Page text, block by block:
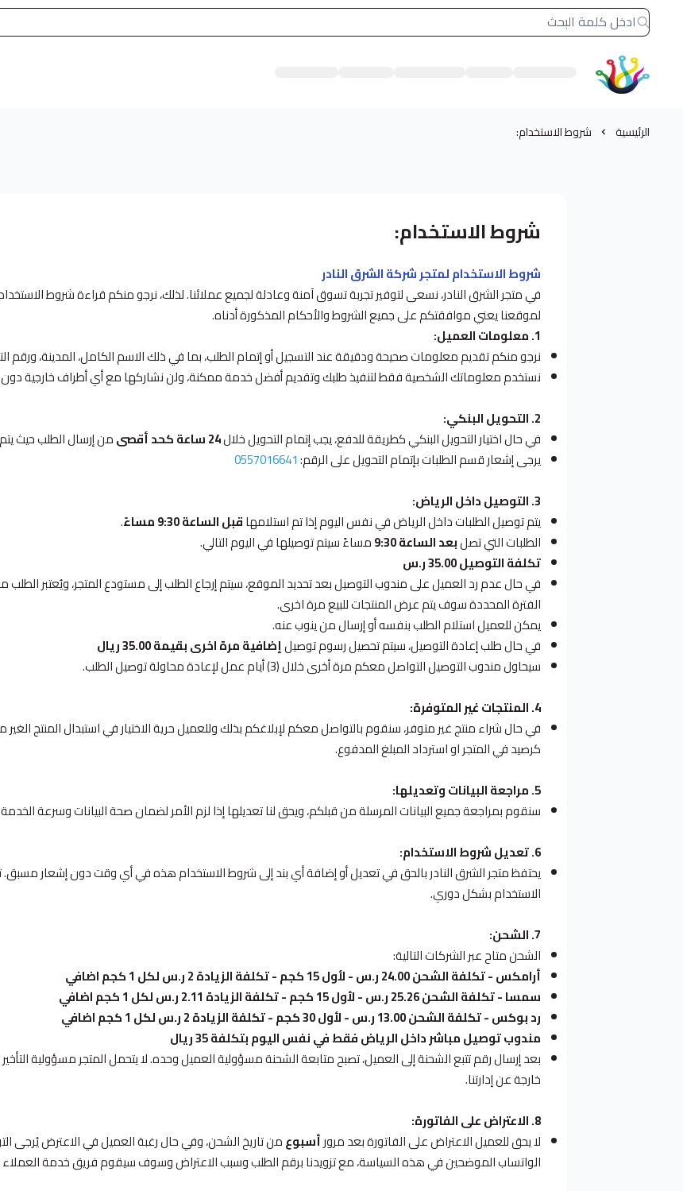
الشرق النادر بيع مستلزمات طباعة حرارية
الرئيسية شروط الاستخدام:
شروط الاستخدام:
شروط الاستخدام لمتجر شركة الشرق النادر
في متجر الشرق النادر، نسعى لتوفير تجربة تسوق آمنة وعادلة لجميع عملائنا. لذلك، نرجو منكم قراءة شروط
لموقعنا يعني موافقتكم على جميع الشروط والأحكام المذكورة أدناه.
1. معلومات العميل:
نرجو منكم تقديم معلومات صحيحة ودقيقة عند التسجيل أو إتمام الطلب، بما في ذلك الاسم الكامل، المدينة،
نستخدم معلوماتك الشخصية فقط لتنفيذ طلبك وتقديم أفضل خدمة ممكنة، ولن نشاركها مع أي أطراف خارجية
2. التحويل البنكي:
في حال اختيار التحويل البنكي كطريقة للدفع، يجب إتمام التحويل خلال24 ساعة كحد أقصى
من إرسال الطلب حيث يتم
يرجى إشعار قسم الطلبات بإتمام التحويل على الرقم:0557016641
3. التوصيل داخل الرياض:
يتم توصيل الطلبات داخل الرياض في نفس اليوم إذا تم استلامهاقبل الساعة 9:30 مساءً
.
الطلبات التي تصلبعد الساعة 9:30
مساءً سيتم توصيلها في اليوم التالي.
تكلفة التوصيل 35.00 ر.س
الفترة المحددة سوف يتم عرض المنتجات للبيع مرة اخرى.
يمكن للعميل استلام الطلب بنفسه أو إرسال من ينوب عنه.
في حال طلب إعادة التوصيل، سيتم تحصيل رسوم توصيلإضافية مرة اخرى بقيمة 35.00 ريال
سيحاول مندوب التوصيل التواصل معكم مرة أخرى خلال (3) أيام عمل لإعادة محاولة توصيل الطلب.
4. المنتجات غير المتوفرة:
في حال شراء منتج غير متوفر، سنقوم بالتواصل معكم لإبلاغكم بذلك وللعميل حرية الاختيار في استبدال المنتج الغير
كرصيد في المتجر او استرداد المبلغ المدفوع.
5. مراجعة البيانات وتعديلها:
سنقوم بمراجعة جميع البيانات المرسلة من قبلكم، ويحق لنا تعديلها إذا لزم الأمر لضمان صحة البيانات وسرعة
6. تعديل شروط الاستخدام:
يحتفظ متجر الشرق النادر بالحق في تعديل أو إضافة أي بند إلى شروط الاستخدام هذه في أي وقت دون إشعار
الاستخدام بشكل دوري.
7. الشحن:
الشحن متاح عبر الشركات التالية:
أرامكس - تكلفة الشحن 24.00 ر.س - لأول 15 كجم - تكلفة الزيادة 2 ر.س لكل 1 كجم اضافي
سمسا - تكلفة الشحن 25.26
ر.س - لأول 15 كجم - تكلفة الزيادة 2.11 ر.س لكل 1 كجم اضافي
رد بوكس - تكلفة الشحن 13.00 ر.س - لأول 30 كجم - تكلفة الزيادة 2 ر.س لكل 1 كجم اضافي
مندوب توصيل مباشر داخل الرياض فقط في نفس اليوم بتكلفة 35 ريال
بعد إرسال رقم تتبع الشحنة إلى العميل، تصبح متابعة الشحنة مسؤولية العميل وحده. لا يتحمل المتجر مسؤولية
خارجة عن إدارتنا.
8. الاعتراض على الفاتورة:
لا يحق للعميل الاعتراض على الفاتورة بعد مرورأسبوعمن تاريخ الشحن، وفي حال رغبة العميل في الاعترضيُرجى
الواتساب الموضحين في هذه السياسة، مع تزويدنا برقم الطلب وسبب الاعتراض وسوف سيقوم فريق خدمة